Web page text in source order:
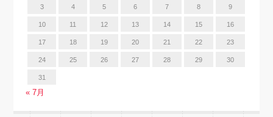
3 4 5 6 7 8 9
10 11 12 13 14 15 16
17 18 19 20 21 22 23
24 25 26 27 28 29 30
31
« 7月